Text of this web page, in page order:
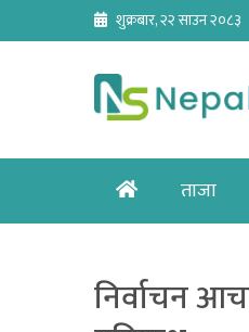
content
शुक्रबार, २२ साउन २०८३
Homeताजा
निर्वाचन